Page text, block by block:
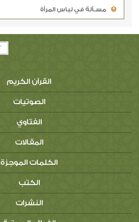
مسـألة في لباس المرأة
القرآن الكريم
الصوتيات
الفتاوي
المقالات
الكلمات الموجزة
الكتب
النشرات